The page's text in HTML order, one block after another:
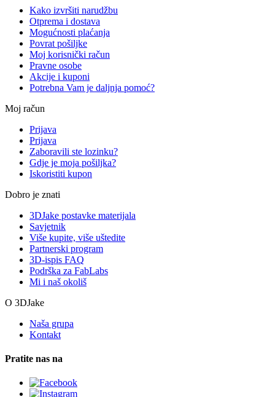
Kako izvršiti narudžbu
Otprema i dostava
Mogućnosti plaćanja
Povrat pošiljke
Moj korisnički račun
Pravne osobe
Akcije i kuponi
Potrebna Vam je daljnja pomoć?
Moj račun
Prijava
Prijava
Zaboravili ste lozinku?
Gdje je moja pošiljka?
Iskoristiti kupon
Dobro je znati
3DJake postavke materijala
Savjetnik
Više kupite, više uštedite
Partnerski program
3D-ispis FAQ
Podrška za FabLabs
Mi i naš okoliš
O 3DJake
Naša grupa
Kontakt
Pratite nas na